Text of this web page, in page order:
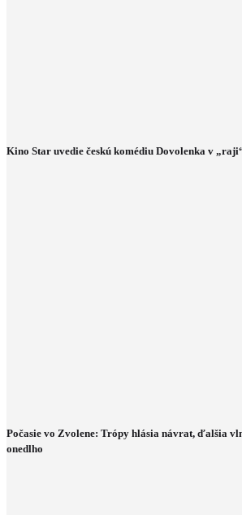
Kino Star uvedie českú komédiu Dovolenka v
Počasie vo Zvolene: Trópy hlásia návrat, ďalšia
onedlho